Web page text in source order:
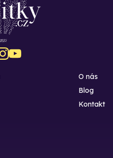
O nás
Blog
Kontakt